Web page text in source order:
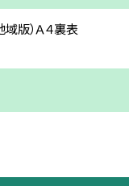
域版）Ａ４裏表